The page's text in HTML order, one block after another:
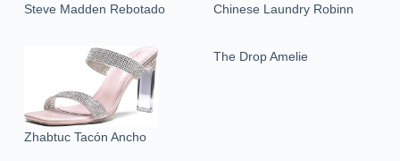
Steve Madden Rebotado Chinese Laundry Robinn
Zhabtuc Tacón Ancho
The Drop Amelie